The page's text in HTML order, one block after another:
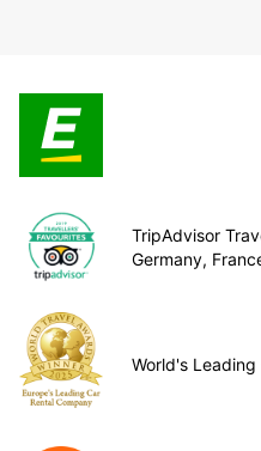
TripAdvisor
Germany,
World's